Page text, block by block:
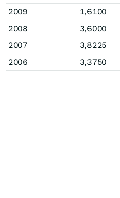
2009
1,6100
2008
3,6000
2007
3,8225
2006
3,3750